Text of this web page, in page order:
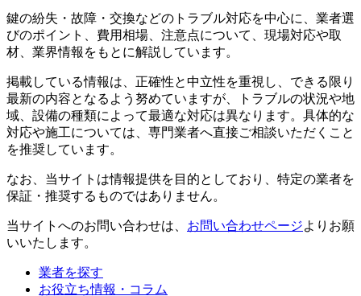
鍵の紛失・故障・交換などのトラブル対応を中心に、業者選
びのポイント、費用相場、注意点について、現場対応や取
材、業界情報をもとに解説しています。
掲載している情報は、正確性と中立性を重視し、できる限り
最新の内容となるよう努めていますが、トラブルの状況や地
域、設備の種類によって最適な対応は異なります。具体的な
対応や施工については、専門業者へ直接ご相談いただくこと
を推奨しています。
なお、当サイトは情報提供を目的としており、特定の業者を
保証・推奨するものではありません。
当サイトへのお問い合わせは、 お問い合わせページよりお願
いいたします。
業者を探す
お役立ち情報・コラム